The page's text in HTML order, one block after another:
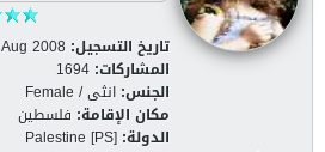
تاريخ التسجيل: Aug 2008
المشاركات: 1694
الجنس: انثى / Female
مكان الإقامة: فلسطين
الدولة: Palestine [PS]